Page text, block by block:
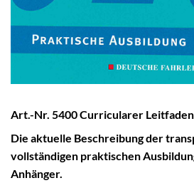
Art.-Nr. 5400 Curricularer Leitfaden
Die aktuelle Beschreibung der
vollständigen praktischen
Anhänger.